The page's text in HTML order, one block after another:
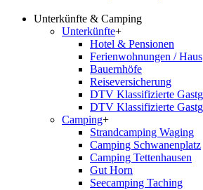
Unterkünfte & Camping
Unterkünfte+
Hotel & Pensionen
Ferienwohnungen / Haus
Bauernhöfe
Reiseversicherung
DTV Klassifizierte
DTV Klassifizierte
Camping+
Strandcamping Waging
Camping Schwanenplatz
Camping Tettenhausen
Gut Horn
Seecamping Taching